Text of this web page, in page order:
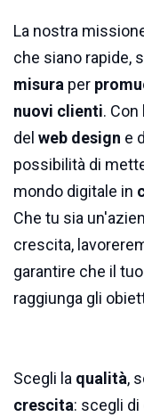
La nostra
che siano rapide,
misura per
nuovi clienti.
del web design e
possibilità di
mondo digitale in
Che tu sia
crescita,
garantire che il tuo
raggiunga gli
Scegli la qualità,
crescita: scegli